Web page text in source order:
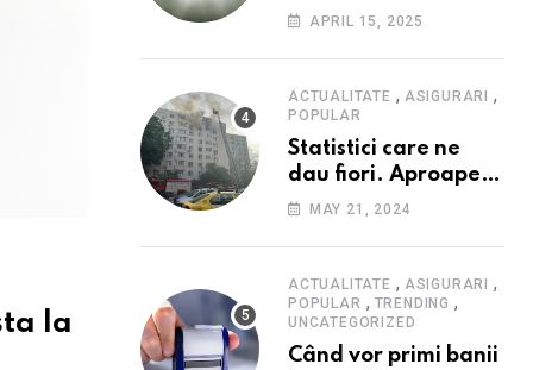
la
Consumatorii caută
scumpirilor, mai ales
la alimente
APRIL 15, 2025
ACTUALITATE , ASIGURARI ,
POPULAR
Statistici care ne
dau fiori. Aproape
20 de case ard zilnic
pagubele au
explodat. Cum te
poți proteja cu nici
40 de lei pe lună
MAY 21, 2024
ACTUALITATE , ASIGURARI ,
POPULAR , TRENDING ,
UNCATEGORIZED
Când vor primi banii